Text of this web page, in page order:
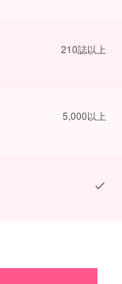
210誌以上
5,000以上